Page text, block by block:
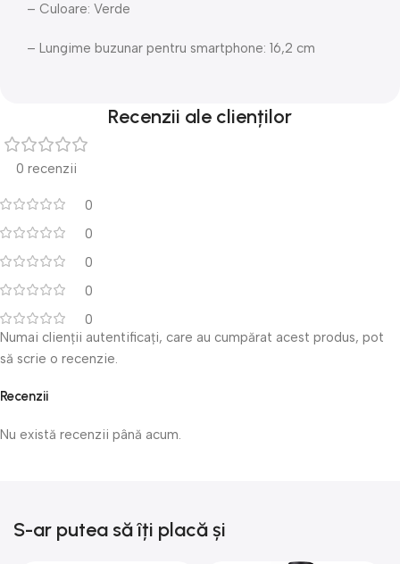
– Culoare: Verde
– Lungime buzunar pentru smartphone: 16,2 cm
Recenzii ale clienților
0 recenzii
0
0
0
0
0
Recenzii
Nu există recenzii până acum.
Numai clienții autentificați, care au cumpărat acest produs, pot
să scrie o recenzie.
S-ar putea să îți placă și